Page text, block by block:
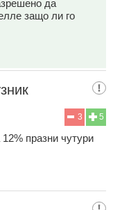
да
защо ли го
5
3
празни чутури